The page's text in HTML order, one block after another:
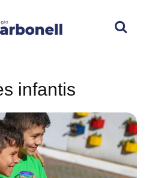
infantis